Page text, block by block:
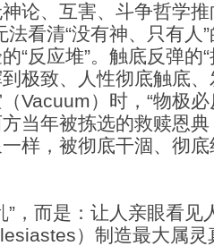
论、互害、斗争哲学推
法看清“没有神、只有人
“反应堆”。触底反弹的
极致、人性彻底触底
Vacuum）时，“物极
当年被拣选的救赎恩
样，被彻底干涸、彻
”，而是：让人亲眼看见
）制造最大属